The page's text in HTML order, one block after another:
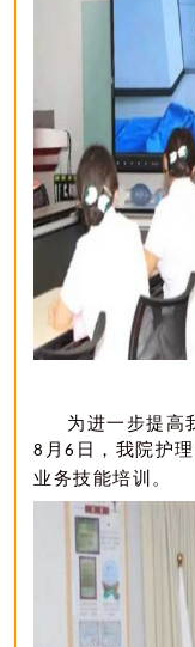
为进一步提高
8 月 6 日，我院护
业务技能培训。